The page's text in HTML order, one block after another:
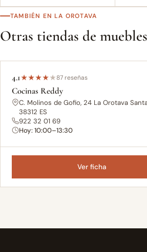
TAMBIÉN EN LA OROTAVA
Otras tiendas de muebles
4.1★★★★★87 reseñas
Cocinas Reddy
C. Molinos de Gofio, 24 La Orotava
38312 ES
922 32 01 69
Hoy: 10:00–13:30
Ver ficha